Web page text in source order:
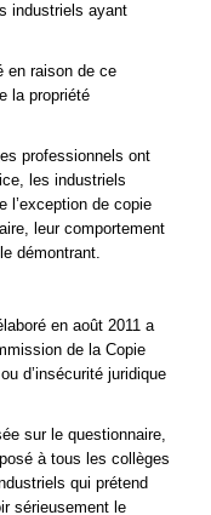
industriels ayant
en raison de ce
la propriété
professionnels ont
les industriels
l’exception de copie
leur comportement
démontrant.
en août 2011 a
de la Copie
d’insécurité juridique
sur le questionnaire,
à tous les collèges
qui prétend
sérieusement le